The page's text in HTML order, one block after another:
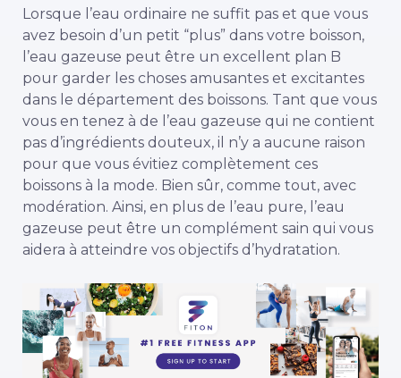
Lorsque l’eau ordinaire ne suffit pas et que vous
avez besoin d’un petit “plus” dans votre boisson,
l’eau gazeuse peut être un excellent plan B
pour garder les choses amusantes et excitantes
dans le département des boissons. Tant que vous
vous en tenez à de l’eau gazeuse qui ne contient
pas d’ingrédients douteux, il n’y a aucune raison
pour que vous évitiez complètement ces
boissons à la mode. Bien sûr, comme tout, avec
modération. Ainsi, en plus de l’eau pure, l’eau
gazeuse peut être un complément sain qui vous
aidera à atteindre vos objectifs d’hydratation.